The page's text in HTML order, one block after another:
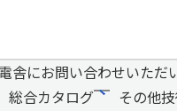
舎にお問い合わせいただ
総合カタログ
その他